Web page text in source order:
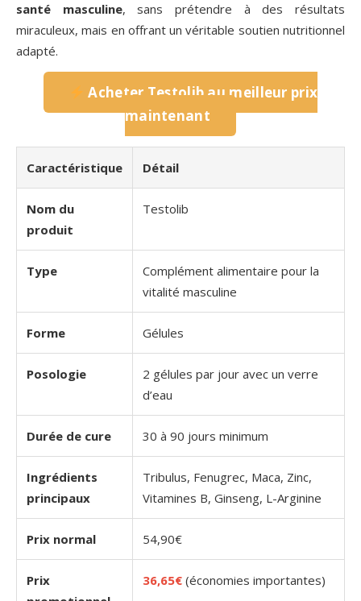
santé masculine, sans prétendre à des résultats
miraculeux, mais en offrant un véritable soutien nutritionnel
adapté.
Acheter Testolib au meilleur prix
maintenant
Caractéristique Détail
Nom du
produit
Testolib
Type
Complément alimentaire pour la
vitalité masculine
Forme Gélules
Posologie
2 gélules par jour avec un verre
d’eau
Durée de cure 30 à 90 jours minimum
Ingrédients
principaux
Tribulus, Fenugrec, Maca, Zinc,
Vitamines B, Ginseng, L-Arginine
Prix normal 54,90€
Prix
36,65€ (économies importantes)